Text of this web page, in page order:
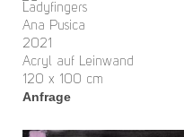
Ladyfingers
Ana Pusica
2021
Acryl auf Leinwand
120 x 100 cm
Anfrage